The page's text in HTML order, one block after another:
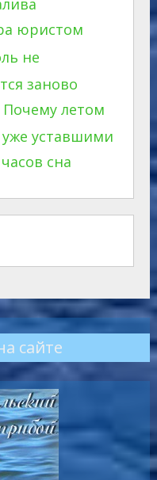
юристом
не
заново
Почему летом
уставшими
сна
сайте